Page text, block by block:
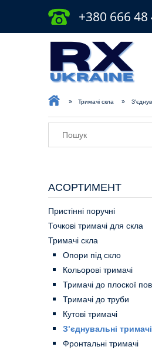
+380 666 48
» Тримачі скла »
АСОРТИМЕНТ
Пристінні поручні
Точкові тримачі для скла
Тримачі скла
Опори під скло
Кольорові тримачі
Тримачі до плоскої
Тримачі до труби
Кутові тримачі
З'єднувальні тримачі
Фронтальні тримачі